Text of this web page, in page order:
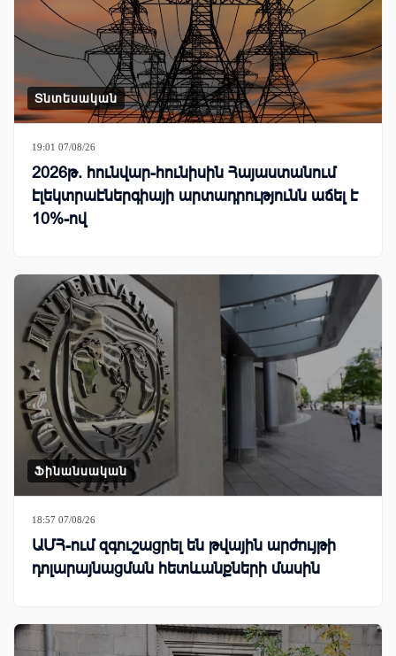
Տնտեսական
19:01 07/08/26
2026թ. հունվար-հունիսին Հայաստանում
էլեկտրաէներգիայի արտադրությունն աճել է
10%-ով
Ֆինանսական
18:57 07/08/26
ԱՄՀ-ում զգուշացրել են թվային արժույթի
դոլարայնացման հետևանքների մասին